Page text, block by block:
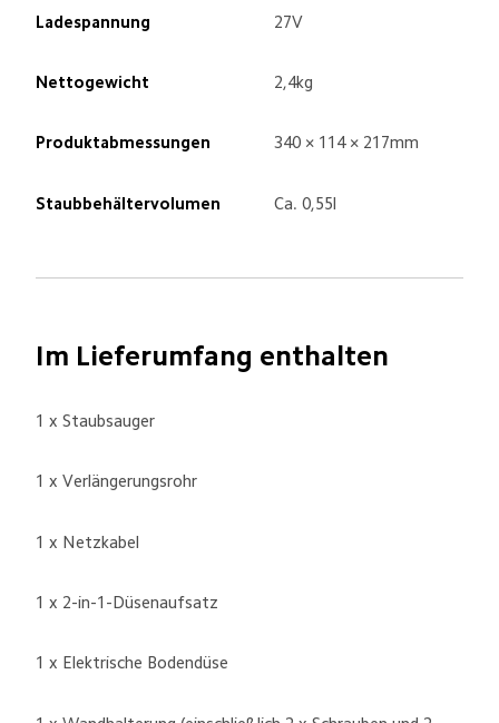
Ladespannung 27V
Nettogewicht 2,4kg
Produktabmessungen 340 × 114 × 217mm
Staubbehältervolumen Ca. 0,55l
Im Lieferumfang enthalten
1 x Staubsauger
1 x Verlängerungsrohr
1 x Netzkabel
1 x 2-in-1-Düsenaufsatz
1 x Elektrische Bodendüse